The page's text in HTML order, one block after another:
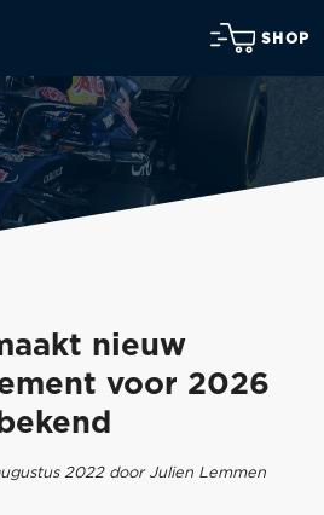
SHOP
nieuw
voor 2026
bekend
2022 door Julien Lemmen